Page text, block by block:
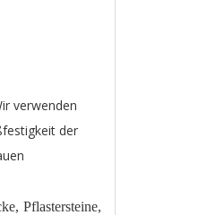
verwenden
der
Pflastersteine,